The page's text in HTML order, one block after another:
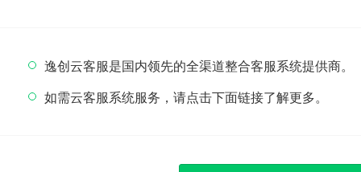
逸创云客服是国内领先的全渠道整合客服系统提供商。
如需云客服系统服务，请点击下面链接了解更多。